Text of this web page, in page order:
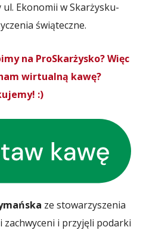
Ekonomii w Skarżysku-
świąteczne.
na ProSkarżysko? Więc
wirtualną kawę?
:)
ze stowarzyszenia
zachwyceni i przyjęli podarki